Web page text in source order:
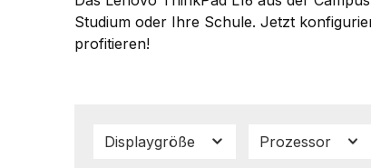
Studium oder Ihre Schule. Jetzt
profitieren!
Displaygröße Prozessor